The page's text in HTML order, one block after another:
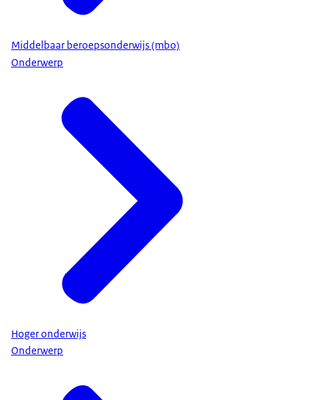
Middelbaar beroepsonderwijs (mbo)
Onderwerp
Hoger onderwijs
Onderwerp